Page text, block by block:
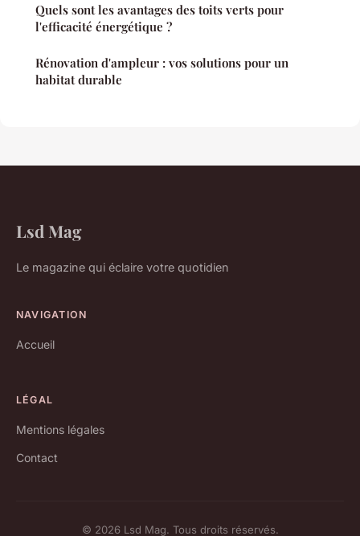
Quels sont les avantages des toits verts pour
l'efficacité énergétique ?
Rénovation d'ampleur : vos solutions pour un
habitat durable
Lsd Mag
Le magazine qui éclaire votre quotidien
NAVIGATION
Accueil
LÉGAL
Mentions légales
Contact
© 2026 Lsd Mag. Tous droits réservés.